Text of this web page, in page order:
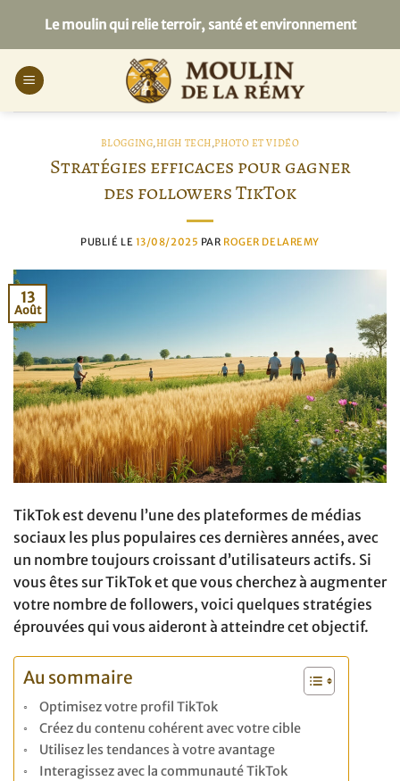
contenu
Le moulin qui relie terroir, santé et environnement
BLOGGING,HIGH TECH,PHOTO ET VIDÉO
Stratégies efficaces pour gagner
des followers TikTok
PUBLIÉ LE 13/08/2025 PAR ROGER DELAREMY
13
Août
TikTok est devenu l’une des plateformes de médias
sociaux les plus populaires ces dernières années, avec
un nombre toujours croissant d’utilisateurs actifs. Si
vous êtes sur TikTok et que vous cherchez à augmenter
votre nombre de followers, voici quelques stratégies
éprouvées qui vous aideront à atteindre cet objectif.
Au sommaire
Optimisez votre profil TikTok
Créez du contenu cohérent avec votre cible
Utilisez les tendances à votre avantage
Interagissez avec la communauté TikTok